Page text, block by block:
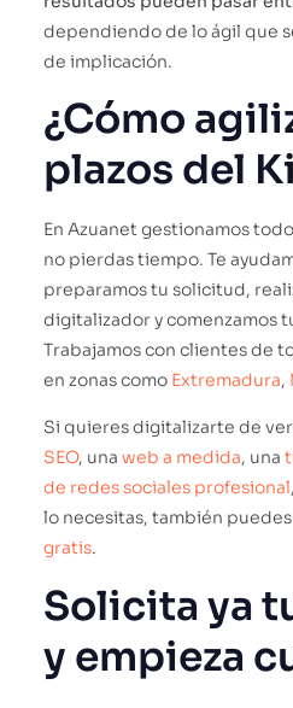
dependiendo de lo ágil que
de implicación.
¿Cómo
plazos del
En Azuanet gestionamos
no pierdas tiempo. Te
preparamos tu solicitud,
digitalizador y comenzamos
Trabajamos con clientes de
en zonas como Extremadura,
Si quieres digitalizarte de
SEO, una web a medida, una
de redes sociales profesional
lo necesitas, también
gratis.
Solicita ya
y empieza